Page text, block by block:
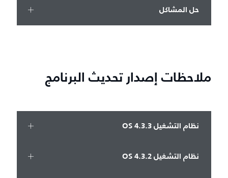
حل المشاكل
ملاحظات إصدار تحديث البرنامج
نظام التشغيل OS 4.3.3
نظام التشغيل OS 4.3.2